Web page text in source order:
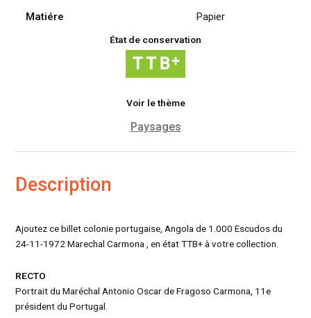
Matiére
Papier
État de conservation
Voir le thème
Paysages
Description
Ajoutez ce billet colonie portugaise, Angola de 1.000 Escudos du
24-11-1972 Marechal Carmona , en état TTB+ à votre collection.
RECTO
Portrait du Maréchal Antonio Oscar de Fragoso Carmona, 11e
président du Portugal.